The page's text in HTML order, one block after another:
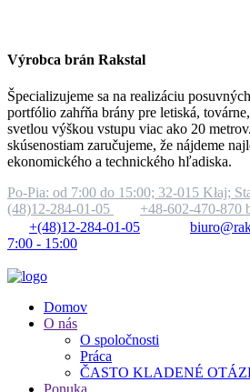
Výrobca brán Rakstal
Špecializujeme sa na realizáciu
portfólio zahŕňa brány pre letiská,
svetlou výškou vstupu viac ako 20
skúsenostiam zaručujeme, že nájdeme
ekonomického a technického hľadiska.
Po-Pia: od 7:00 do 15:00; 32-015 Kłaj;
(48)12-284-01-05
+48-602-470-870
+(48)12-284-01-05
7:00 - 15:00
Domov
O nás
O spoločnosti
Práca
ČASTO KLADENÉ
Ponuka